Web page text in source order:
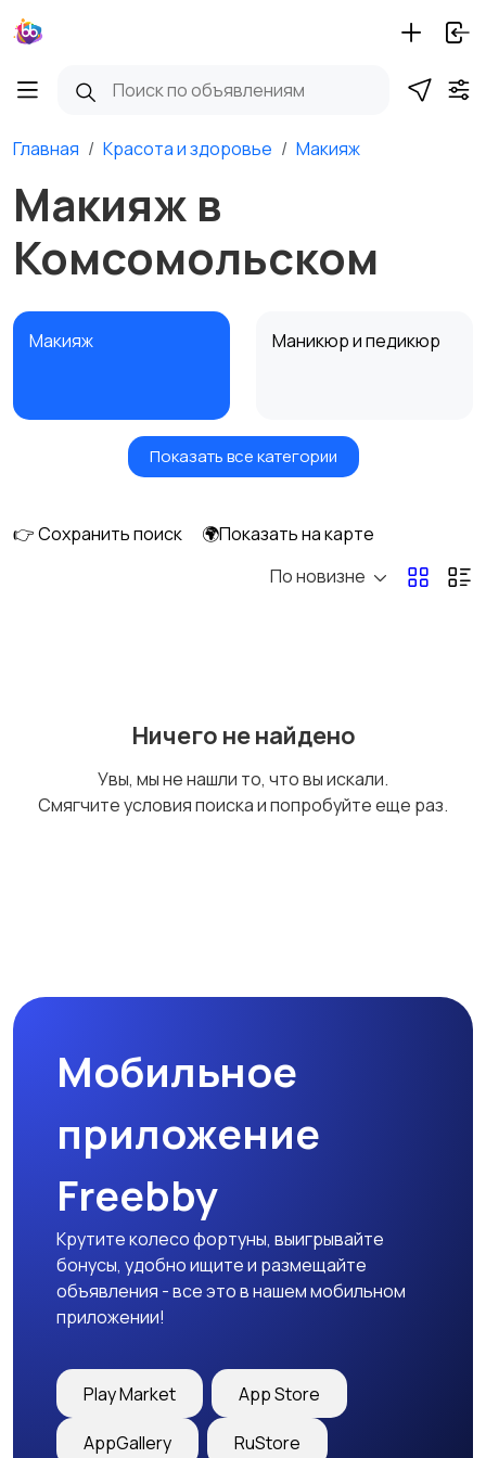
Главная Красота и здоровье Макияж
Макияж в
Комсомольском
Макияж Маникюр и педикюр
Товары для здоровья Парфюмерия
Уход за кожей
Показать все категории
👉 Сохранить поиск
🌍Показать на карте
По новизне
Ничего не найдено
Увы, мы не нашли то, что вы искали.
Смягчите условия поиска и попробуйте еще раз.
Мобильное
приложение
Freebby
Крутите колесо фортуны, выигрывайте
бонусы, удобно ищите и размещайте
объявления - все это в нашем мобильном
приложении!
Play Market App Store
AppGallery RuStore